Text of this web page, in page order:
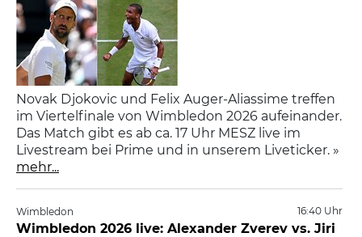
Novak Djokovic und Felix Auger-Aliassime treffen
im Viertelfinale von Wimbledon 2026 aufeinander.
Das Match gibt es ab ca. 17 Uhr MESZ live im
Livestream bei Prime und in unserem Liveticker. »
mehr...
Wimbledon 16:40 Uhr
Wimbledon 2026 live: Alexander Zverev vs. Jiri